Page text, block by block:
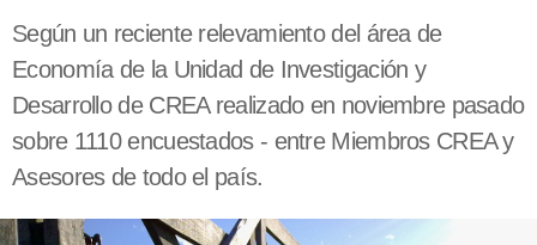
Según un reciente relevamiento del área de
Economía de la Unidad de Investigación y
Desarrollo de CREA realizado en noviembre pasado
sobre 1110 encuestados - entre Miembros CREA y
Asesores de todo el país.